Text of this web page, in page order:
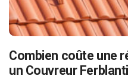
Combien coûte une
un Couvreur